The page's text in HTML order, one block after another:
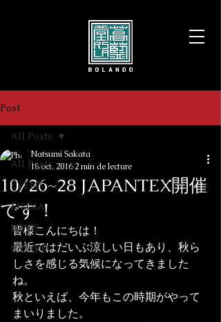
Post
All Posts
EVENT
MEDIA
NEWS
WORKS
All Posts
10/26~28 JAPANTEX開催
です！
Natsumi Sakata
18 oct. 2016 2 min de lecture
皆様こんにちは！
最近ではだいぶ涼しい日もあり、秋ら
しさを感じる気候になってきました
ね。
秋といえば、今年もこの時期がやって